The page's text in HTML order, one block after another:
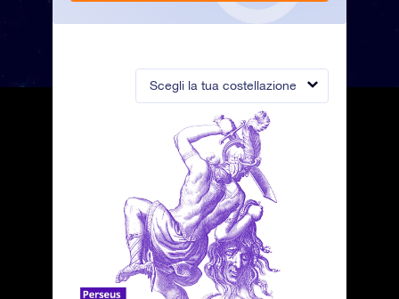
Scegli la tua costellazione